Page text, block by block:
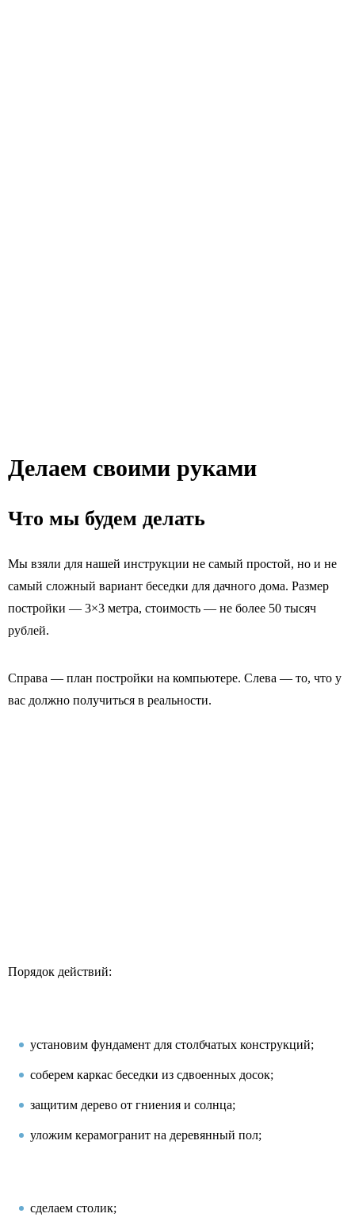
Делаем своими руками
Что мы будем делать
Мы взяли для нашей инструкции не самый простой, но и не
самый сложный вариант беседки для дачного дома. Размер
постройки — 3×3 метра, стоимость — не более 50 тысяч
рублей.
Справа — план постройки на компьютере. Слева — то, что у
вас должно получиться в реальности.
Порядок действий:
установим фундамент для столбчатых конструкций;
соберем каркас беседки из сдвоенных досок;
защитим дерево от гниения и солнца;
уложим керамогранит на деревянный пол;
сделаем столик;